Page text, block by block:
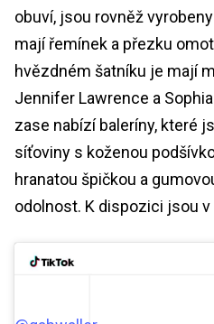
obuví, jsou rovněž
mají řemínek a přezku
hvězdném šatníku je mají
Jennifer Lawrence a
zase nabízí baleríny, které
síťoviny s koženou
hranatou špičkou a
odolnost. K dispozici jsou v